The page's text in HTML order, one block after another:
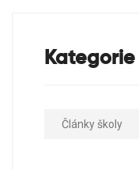
Kategorie
Články školy